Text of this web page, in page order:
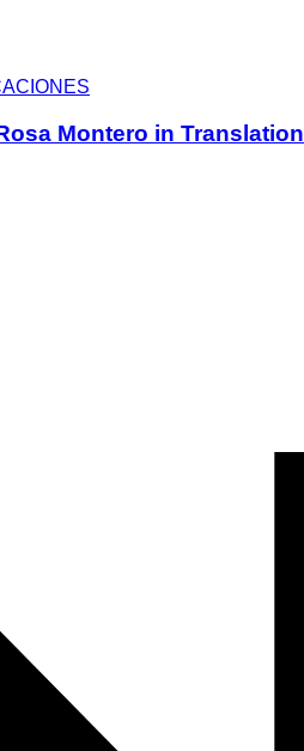
Montero in Translation